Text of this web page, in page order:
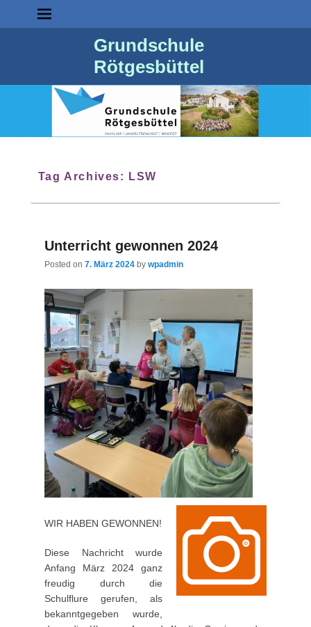
Grundschule
Rötgesbüttel
Tag Archives: LSW
Unterricht gewonnen 2024
Posted on 7. März 2024 by wpadmin
WIR HABEN GEWONNEN!
Diese Nachricht wurde
Anfang März 2024 ganz
freudig durch die
Schulflure gerufen, als
bekanntgegeben wurde,